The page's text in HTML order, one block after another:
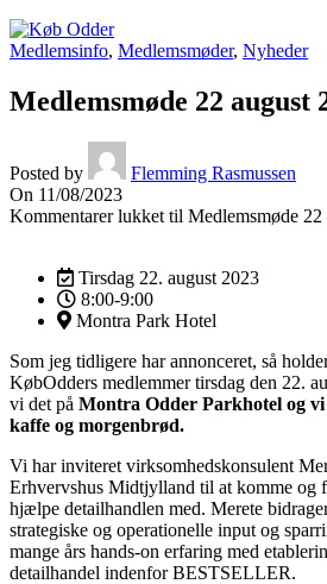
Medlemsinfo, Medlemsmøder, Nyheder
Medlemsmøde 22 august
Posted by
Flemming Rasmussen
On 11/08/2023
Kommentarer lukket til Medlemsmøde 22
Tirsdag 22. august 2023
8:00-9:00
Montra Park Hotel
Som jeg tidligere har annonceret, så
KøbOdders medlemmer tirsdag den 22.
vi det på Montra Odder Parkhotel og vi
kaffe og morgenbrød.
Vi har inviteret virksomhedskonsulent
Erhvervshus Midtjylland til at komme og
hjælpe detailhandlen med. Merete
strategiske og operationelle input og
mange års hands-on erfaring med
detailhandel indenfor BESTSELLER.